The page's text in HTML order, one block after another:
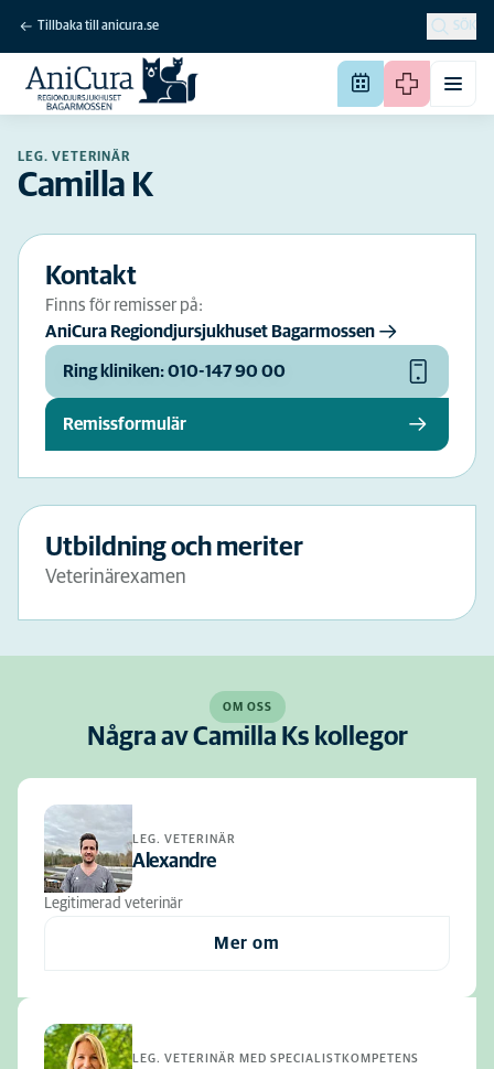
Tillbaka till anicura.se SÖK
LEG. VETERINÄR
Camilla K
Kontakt
Finns för remisser på:
AniCura Regiondjursjukhuset Bagarmossen
Ring kliniken: 010-147 90 00
Remissformulär
Utbildning och meriter
Veterinärexamen
OM OSS
Några av Camilla Ks kollegor
LEG. VETERINÄR
Alexandre
Legitimerad veterinär
Mer om
LEG. VETERINÄR MED SPECIALISTKOMPETENS